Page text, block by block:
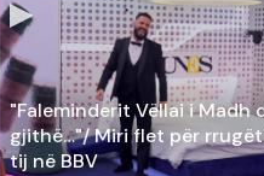
"Faleminderit Vëllai i Madh
gjithë…"/ Miri flet për
tij në BBV